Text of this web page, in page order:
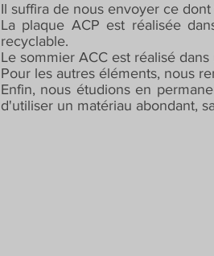
Il suffira de nous envoyer ce
La plaque ACP est réalisée
recyclable.
Le sommier ACC est réalisé
Pour les autres éléments, nous
Enfin, nous étudions en
d'utiliser un matériau abondant,